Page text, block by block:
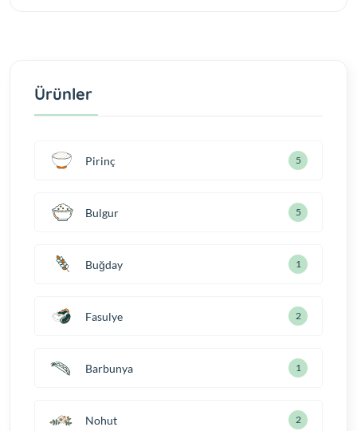
Ürünler
Pirinç 5
Bulgur 5
Buğday 1
Fasulye 2
Barbunya 1
Nohut 2